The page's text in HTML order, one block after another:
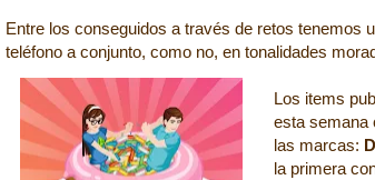
Entre los conseguidos a través de retos tenemos
teléfono a conjunto, como no, en tonalidades
Los items
esta semana
las marcas:
la primera